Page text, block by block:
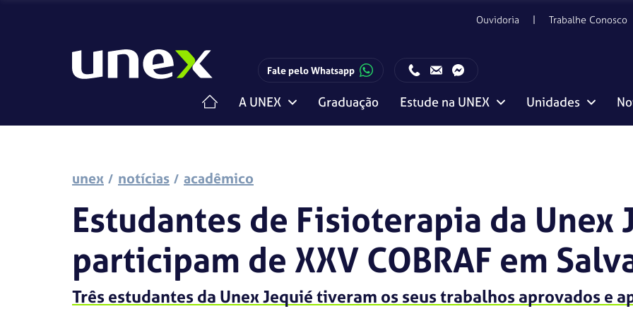
Ouvidoria Trabalhe Conosco
Fale pelo Whatsapp
A UNEX Graduação Estude na UNEX Unidades
unex notícias acadêmico
Estudantes de Fisioterapia da Unex
participam de XXV COBRAF em
Três estudantes da Unex Jequié tiveram os seus trabalhos aprovados e